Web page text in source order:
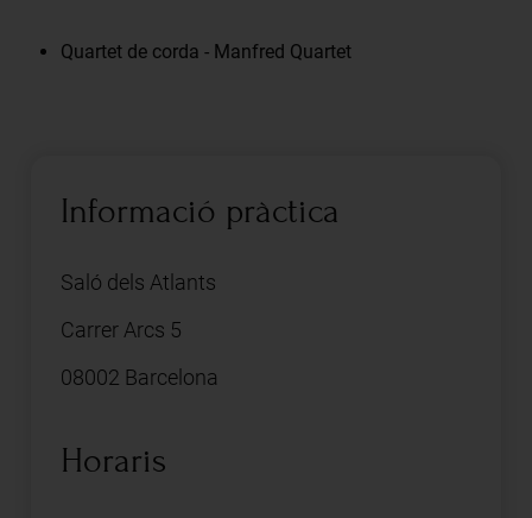
Quartet de corda - Manfred Quartet
Informació pràctica
Saló dels Atlants
Carrer Arcs 5
08002 Barcelona
Horaris